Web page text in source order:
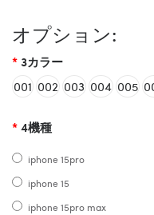
オプション:
3カラー
001 002 003 004 005
4機種
iphone 15pro
iphone 15
iphone 15pro max